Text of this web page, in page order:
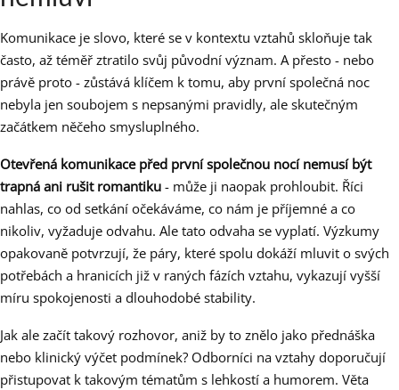
Komunikace je slovo, které se v kontextu vztahů skloňuje tak
často, až téměř ztratilo svůj původní význam. A přesto - nebo
právě proto - zůstává klíčem k tomu, aby první společná noc
nebyla jen soubojem s nepsanými pravidly, ale skutečným
začátkem něčeho smysluplného.
Otevřená komunikace před první společnou nocí nemusí být
trapná ani rušit romantiku - může ji naopak prohloubit. Říci
nahlas, co od setkání očekáváme, co nám je příjemné a co
nikoliv, vyžaduje odvahu. Ale tato odvaha se vyplatí. Výzkumy
opakovaně potvrzují, že páry, které spolu dokáží mluvit o svých
potřebách a hranicích již v raných fázích vztahu, vykazují vyšší
míru spokojenosti a dlouhodobé stability.
Jak ale začít takový rozhovor, aniž by to znělo jako přednáška
nebo klinický výčet podmínek? Odborníci na vztahy doporučují
přistupovat k takovým tématům s lehkostí a humorem. Věta